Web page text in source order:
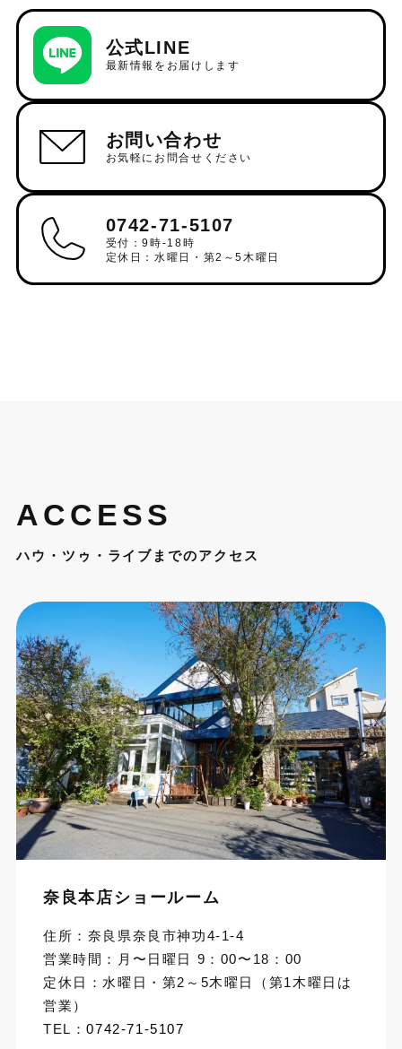
公式LINE
最新情報をお届けします
お問い合わせ
お気軽にお問合せください
0742-71-5107
受付：9時-18時
定休日：水曜日・第2～5木曜日
ACCESS
ハウ・ツゥ・ライブまでのアクセス
奈良本店ショールーム
住所：奈良県奈良市神功4-1-4
営業時間：月〜日曜日 9：00〜18：00
定休日：水曜日・第2～5木曜日（第1木曜日は
営業）
TEL：0742-71-5107